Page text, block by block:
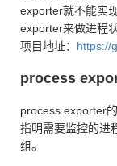
exporter就不能实
exporter来做进程
项目地址： https://
process
process exporter
指明需要监控的进
组。